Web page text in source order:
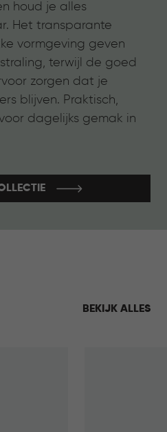
houd je alles
Het transparante
vormgeving geven
terwijl de goed
zorgen dat je
blijven. Praktisch,
dagelijks gemak in
BEKIJK ALLES